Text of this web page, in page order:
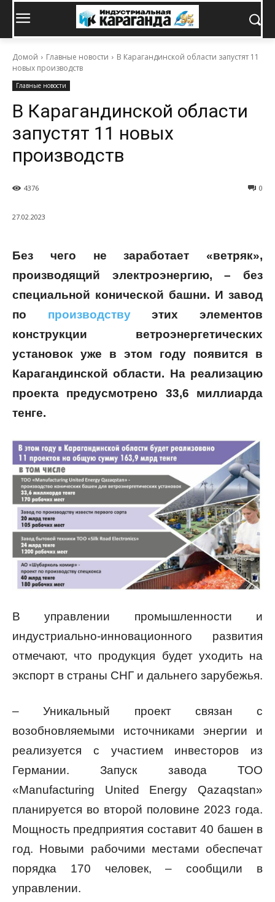
Домой Главные новости
В Карагандинской области запустят 11
новых производств
Главные новости
В Карагандинской области
запустят 11 новых
производств
0
4376
27.02.2023
Без чего не заработает «ветряк»,
производящий электроэнергию, – без
специальной конической башни. И завод
по производствуэтих элементов
конструкции ветроэнергетических
установок уже в этом году появится в
Карагандинской области. На реализацию
проекта предусмотрено 33,6 миллиарда
тенге.
В управлении промышленности и
индустриально-инновационного развития
отмечают, что продукция будет уходить на
экспорт в страны СНГ и дальнего зарубежья.
– Уникальный проект связан с
возобновляемыми источниками энергии и
реализуется с участием инвесторов из
Германии. Запуск завода ТОО
«Manufacturing United Energy Qazaqstan»
планируется во второй половине 2023 года.
Мощность предприятия составит 40 башен в
год. Новыми рабочими местами обеспечат
порядка 170 человек, – сообщили в
управлении.